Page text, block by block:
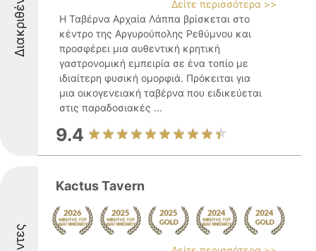
Διακριθέντες
Δείτε περισσότερα >>
Η Ταβέρνα Αρχαία Λάππα βρίσκεται στο
κέντρο της Αργυρούπολης Ρεθύμνου και
προσφέρει μια αυθεντική κρητική
γαστρονομική εμπειρία σε ένα τοπίο με
ιδιαίτερη φυσική ομορφιά. Πρόκειται για
μια οικογενειακή ταβέρνα που ειδικεύεται
στις παραδοσιακές ...
9.4
Kactus Tavern